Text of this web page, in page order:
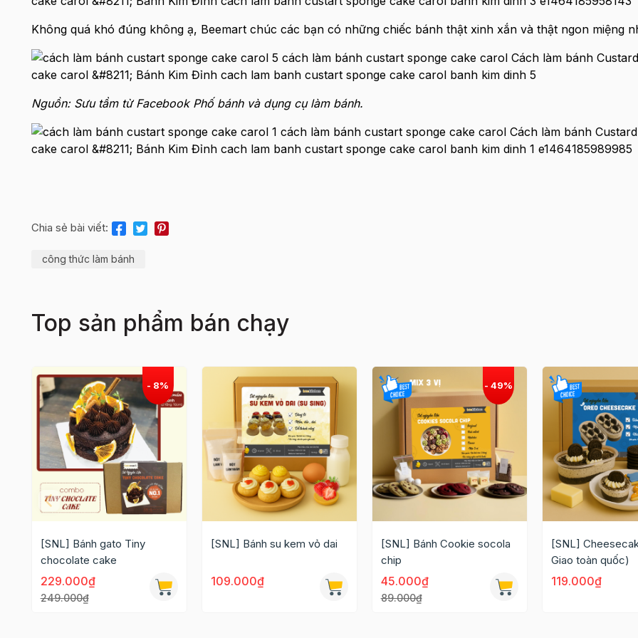
Không quá khó đúng không ạ, Beemart chúc các bạn có những chiếc bánh thật xinh xắn và thật ngon miệng
Nguồn: Sưu tầm từ Facebook Phố bánh và dụng cụ làm bánh.
Chia sẻ bài viết:
công thức làm bánh
Top sản phẩm bán chạy
[SNL] Bánh gato Tiny
chocolate cake
229.000₫
249.000₫
[SNL] Bánh su kem vỏ dai
109.000₫
[SNL] Bánh Cookie socola
chip
45.000₫
89.000₫
[SNL]
Giao toàn quốc)
119.000₫